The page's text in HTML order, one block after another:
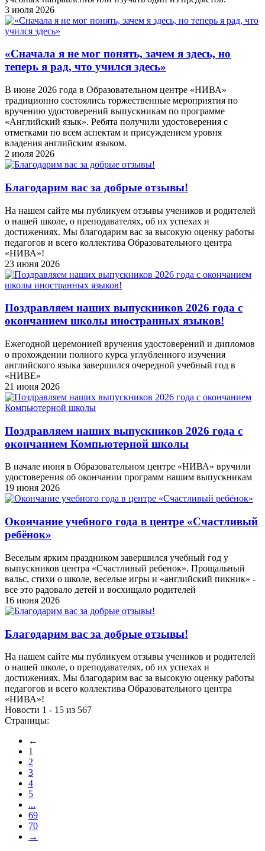
3 июля 2026
«Сначала я не мог понять, зачем я здесь, но
теперь я рад, что учился здесь»
В июне 2026 года в Образовательном центре «НИВА»
традиционно состоялись торжественные мероприятия по
вручению удостоверений выпускникам по программе
«Английский язык». Ребята получили удостоверения с
отметками по всем аспектам и присуждением уровня
владения английским языком.
2 июля 2026
Благодарим вас за добрые отзывы!
На нашем сайте мы публикуем отзывы учеников и родителей
о нашей школе, о преподавателях, об их успехах и
достижениях. Мы благодарим вас за высокую оценку работы
педагогов и всего коллектива Образовательного центра
«НИВА»!
23 июня 2026
Поздравляем наших выпускников 2026 года c
окончанием школы иностранных языков!
Ежегодной церемонией вручения удостоверений и дипломов
о прохождении полного курса углубленного изучения
английского языка завершился очередной учебный год в
«НИВЕ»
21 июня 2026
Поздравляем наших выпускников 2026 года c
окончанием Компьютерной школы
В начале июня в Образовательном центре «НИВА» вручили
удостоверения об окончании программ нашим выпускникам
19 июня 2026
Окончание учебного года в центре «Счастливый
ребёнок»
Веселым ярким праздником завершился учебный год у
выпускников центра «Счастливый ребенок». Прощальный
вальс, стихи о школе, веселые игры и «английский пикник» -
все это радовало детей и восхищало родителей
16 июня 2026
Благодарим вас за добрые отзывы!
На нашем сайте мы публикуем отзывы учеников и родителей
о нашей школе, о преподавателях, об их успехах и
достижениях. Мы благодарим вас за высокую оценку работы
педагогов и всего коллектива Образовательного центра
«НИВА»!
Новости 1 - 15 из 567
Страницы:
←
1
2
3
4
5
...
69
70
→